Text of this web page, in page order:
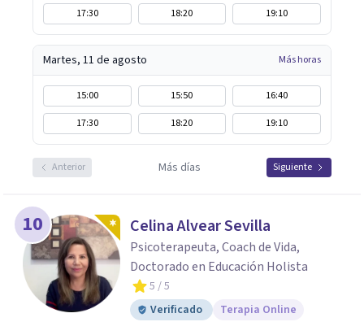
17:30
18:20 19:10
Martes, 11 de agosto Más horas
15:00 15:50
16:40
17:30
18:20 19:10
Anterior Más días Siguiente
10 Celina Alvear Sevilla
Psicoterapeuta, Coach de Vida,
Doctorado en Educación Holista
5 / 5
Verificado
Terapia Online